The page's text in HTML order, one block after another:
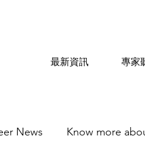
最新資訊 專家
News Know more